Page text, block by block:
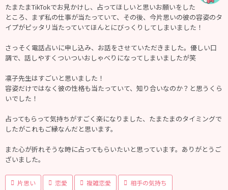
たまたまTikTokでお見かけし、占ってほしいと思いお願いをした
ところ、まず私の仕事が当たっていて、その後、今片思いの彼の容姿のタ
イプがピッタリ当たっていてほんとにびっくりしてしまいました！
さっそく電話占いに申し込み、お話をさせていただきました。優しい口
調で、話しやすくついついおしゃべりになってしまいましたが笑
凛子先生はすごいと思いました！
容姿だけではなく彼の性格も当たっていて、知り合いなのか？と思うくら
いでした！
占ってもらって気持ちがすごく楽になりました、たまたまのタイミングで
したがこれもご縁なんだと思います。
また心が折れそうな時に占ってもらいたいと思っています。ありがとうご
ざいました。
片思い 恋愛 複雑恋愛 相手の気持ち